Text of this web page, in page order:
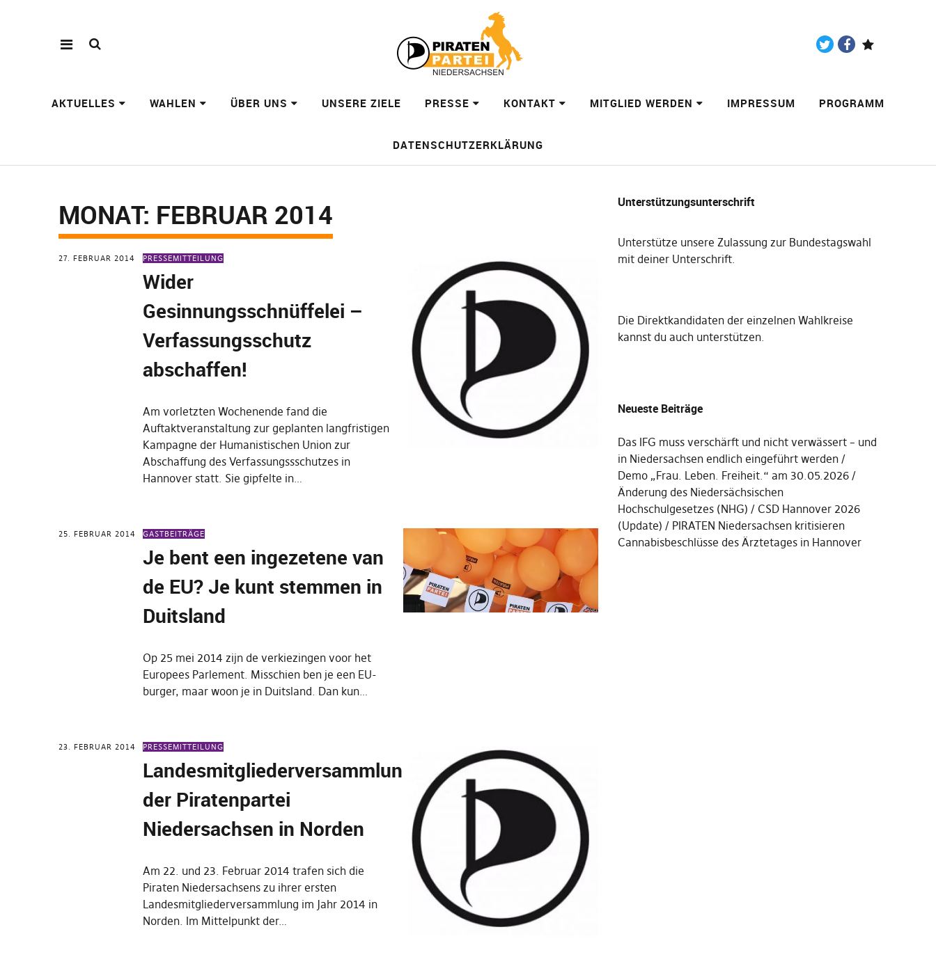
AKTUELLES WAHLEN ÜBER UNS UNSERE ZIELE PRESSE KONTAKT MITGLIED WERDEN IMPRESSUM PROGRAMM
DATENSCHUTZERKLÄRUNG
MONAT: FEBRUAR 2014
27. FEBRUAR 2014 PRESSEMITTEILUNG
Wider
Gesinnungsschnüffelei –
Verfassungsschutz
abschaffen!
Am vorletzten Wochenende fand die
Auftaktveranstaltung zur geplanten langfristigen
Kampagne der Humanistischen Union zur
Abschaffung des Verfassungssschutzes in
Hannover statt. Sie gipfelte in…
25. FEBRUAR 2014 GASTBEITRÄGE
Je bent een ingezetene van
de EU? Je kunt stemmen in
Duitsland
Op 25 mei 2014 zijn de verkiezingen voor het
Europees Parlement. Misschien ben je een EU-
burger, maar woon je in Duitsland. Dan kun…
23. FEBRUAR 2014 PRESSEMITTEILUNG
Landesmitgliederversammlung
der Piratenpartei
Niedersachsen in Norden
Am 22. und 23. Februar 2014 trafen sich die
Piraten Niedersachsens zu ihrer ersten
Landesmitgliederversammlung im Jahr 2014 in
Norden. Im Mittelpunkt der…
Unterstützungsunterschrift
Unterstütze unsere Zulassung zur Bundestagswahl
mit deiner Unterschrift.
Die Direktkandidaten der einzelnen Wahlkreise
kannst du auch unterstützen.
Neueste Beiträge
Das IFG muss verschärft und nicht verwässert – und
in Niedersachsen endlich eingeführt werden
Demo „Frau. Leben. Freiheit.“ am 30.05.2026
Änderung des Niedersächsischen
Hochschulgesetzes (NHG)
CSD Hannover 2026
(Update)
PIRATEN Niedersachsen kritisieren
Cannabisbeschlüsse des Ärztetages in Hannover